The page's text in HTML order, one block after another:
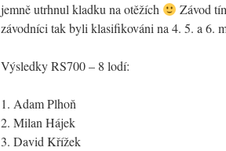
jemně utrhnul kladku na otěžích
Závod
závodníci tak byli klasifikováni na 4. 5. a 6.
Výsledky RS700 – 8 lodí:
1. Adam Plhoň
2. Milan Hájek
3. David Křížek